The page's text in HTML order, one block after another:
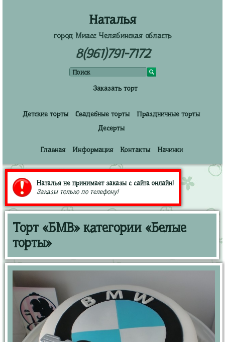
Наталья
город Миасс Челябинская область
8(961)791-7172
Заказать торт
Детские торты Свадебные торты
Праздничные торты
Десерты
Главная Информация Контакты Начинки
Наталья не принимает заказы с сайта онлайн!
Заказы только по телефону!
Торт «БМВ» категории «Белые
торты»